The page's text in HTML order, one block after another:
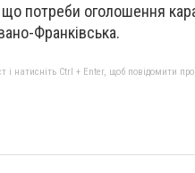
потреби оголошення
Франківська.
і натисніть Ctrl + Enter, щоб повідомити